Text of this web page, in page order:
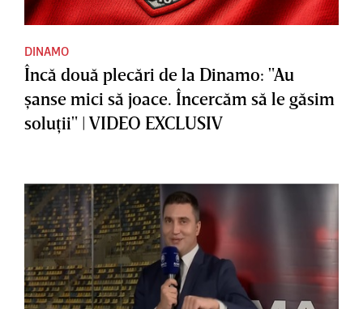
DINAMO
Încă două plecări de la Dinamo: "Au
şanse mici să joace. Încercăm să le găsim
soluţii" | VIDEO EXCLUSIV